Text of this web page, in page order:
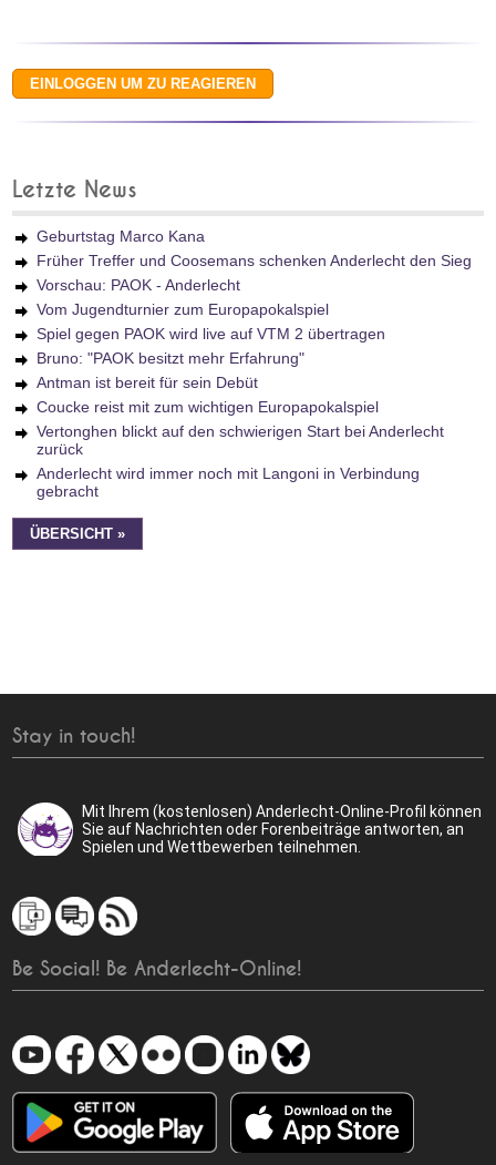
Letzte News
Geburtstag Marco Kana
Früher Treffer und Coosemans schenken Anderlecht den Sieg
Vorschau: PAOK - Anderlecht
Vom Jugendturnier zum Europapokalspiel
Spiel gegen PAOK wird live auf VTM 2 übertragen
Bruno: "PAOK besitzt mehr Erfahrung"
Antman ist bereit für sein Debüt
Coucke reist mit zum wichtigen Europapokalspiel
Vertonghen blickt auf den schwierigen Start bei Anderlecht
zurück
Anderlecht wird immer noch mit Langoni in Verbindung
gebracht
ÜBERSICHT »
Stay in touch!
Mit Ihrem (kostenlosen) Anderlecht-Online-Profil können
Sie auf Nachrichten oder Forenbeiträge antworten, an
Spielen und Wettbewerben teilnehmen.
Be Social! Be Anderlecht-Online!